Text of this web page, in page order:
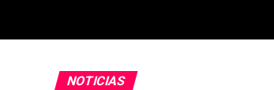
NOTICIAS